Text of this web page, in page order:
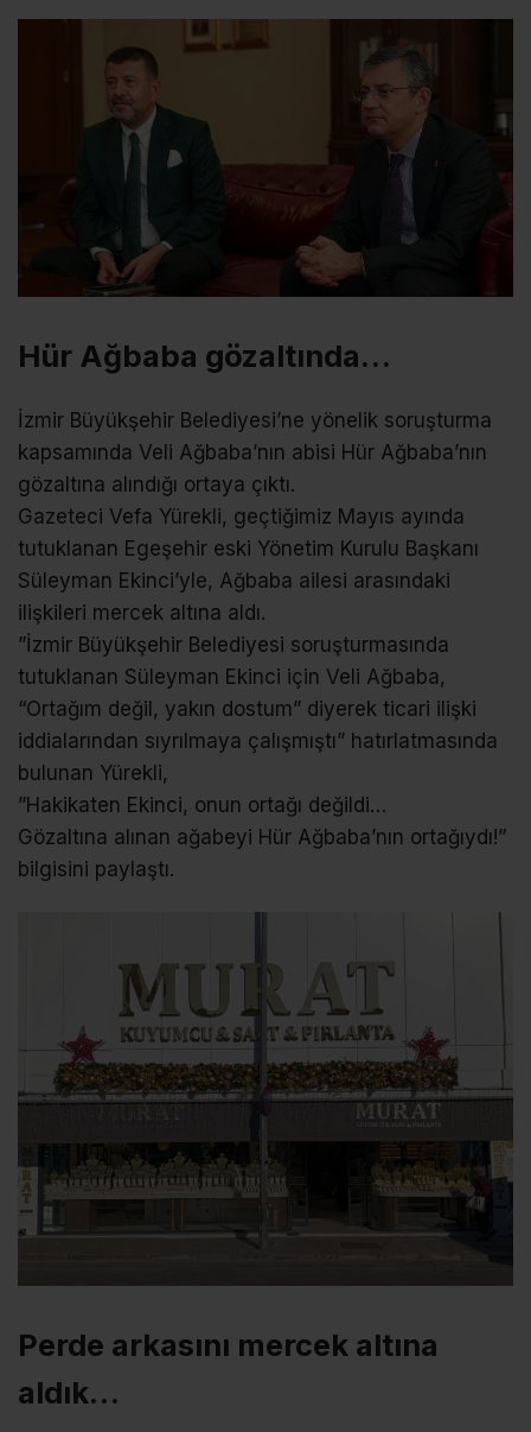
Hür Ağbaba gözaltında…
İzmir Büyükşehir Belediyesi’ne yönelik soruşturma
kapsamında Veli Ağbaba’nın abisi Hür Ağbaba’nın
gözaltına alındığı ortaya çıktı.
Gazeteci Vefa Yürekli, geçtiğimiz Mayıs ayında
tutuklanan Egeşehir eski Yönetim Kurulu Başkanı
Süleyman Ekinci’yle, Ağbaba ailesi arasındaki
ilişkileri mercek altına aldı.
”İzmir Büyükşehir Belediyesi soruşturmasında
tutuklanan Süleyman Ekinci için Veli Ağbaba,
“Ortağım değil, yakın dostum” diyerek ticari ilişki
iddialarından sıyrılmaya çalışmıştı” hatırlatmasında
bulunan Yürekli,
”Hakikaten Ekinci, onun ortağı değildi…
Gözaltına alınan ağabeyi Hür Ağbaba’nın ortağıydı!”
bilgisini paylaştı.
Perde arkasını mercek altına
aldık…